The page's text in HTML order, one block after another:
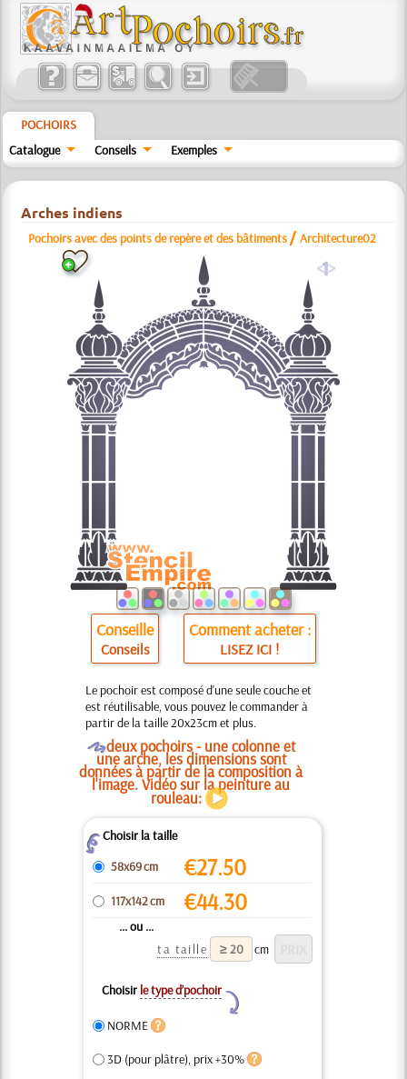
POCHOIRS
Catalogue
Conseils Exemples
Arches indiens
Pochoirs avec des points de repère et des bâtiments /Architecture02
a
Conseille
Conseils
Comment acheter :
LISEZ ICI !
Le pochoir est composé d'une seule couche et
est réutilisable, vous pouvez le commander à
partir de la taille 20x23cm et plus.
Odeux pochoirs - une colonne et
une arche, les dimensions sont
données à partir de la composition à
l'image. Vidéo sur la peinture au
rouleau:
ZChoisir la taille
58x69 cm
€27.50
117x142 cm €44.30
... ou ...
ta taille
cm
Choisir le type d’pochoir
Y
NORME
3D (pour plâtre), prix +30%